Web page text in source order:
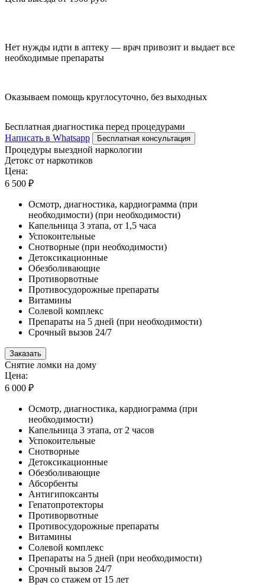
Нет нужды идти в аптеку — врач привозит и выдает все
необходимые препараты
Оказываем помощь круглосуточно, без выходных
Бесплатная диагностика перед процедурами
Написать в Whatsapp
Бесплатная консультация
Процедуры выездной наркологии
Детокс от наркотиков
Цена:
6 500 ₽
Осмотр, диагностика, кардиограмма (при
необходимости) (при необходимости)
Капельница 3 этапа, от 1,5 часа
Успокоительные
Снотворные (при необходимости)
Детоксикационные
Обезболивающие
Противорвотные
Противосудорожные препараты
Витамины
Солевой комплекс
Препараты на 5 дней (при необходимости)
Срочный вызов 24/7
Заказать
Снятие ломки на дому
Цена:
6 000 ₽
Осмотр, диагностика, кардиограмма (при
необходимости)
Капельница 3 этапа, от 2 часов
Успокоительные
Снотворные
Детоксикационные
Обезболивающие
Абсорбенты
Антигипоксанты
Гепатопротекторы
Противорвотные
Противосудорожные препараты
Витамины
Солевой комплекс
Препараты на 5 дней (при необходимости)
Срочный вызов 24/7
Врач со стажем от 15 лет